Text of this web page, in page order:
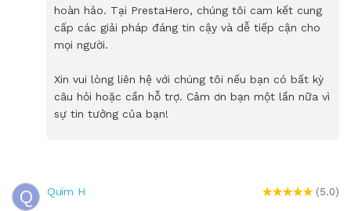
hoàn hảo. Tại PrestaHero, chúng tôi cam kết cung
cấp các giải pháp đáng tin cậy và dễ tiếp cận cho
mọi người.
Xin vui lòng liên hệ với chúng tôi nếu bạn có bất kỳ
câu hỏi hoặc cần hỗ trợ. Cảm ơn bạn một lần nữa vì
sự tin tưởng của bạn!
Q Quim H (5.0)